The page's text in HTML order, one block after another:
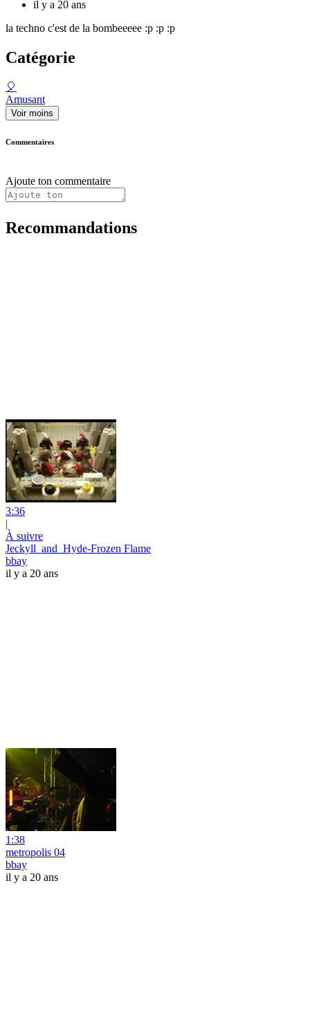
il y a 20 ans
la techno c'est de la bombeeeee :p :p :p
Catégorie
🎈
Amusant
Voir moins
Commentaires
Ajoute ton commentaire
Recommandations
3:36
|
À suivre
Jeckyll_and_Hyde-Frozen Flame
bbay
il y a 20 ans
1:38
metropolis 04
bbay
il y a 20 ans